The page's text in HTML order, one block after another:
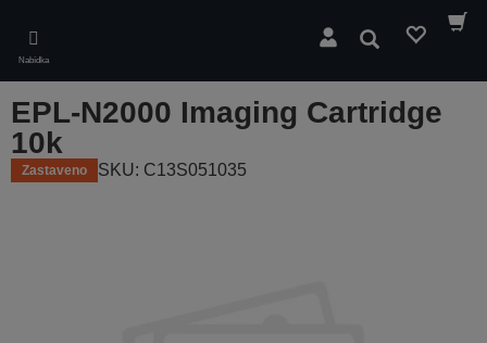
main
content
Nabídka
Hledat
EPL-N2000 Imaging Cartridge
10k
Zastaveno SKU: C13S051035